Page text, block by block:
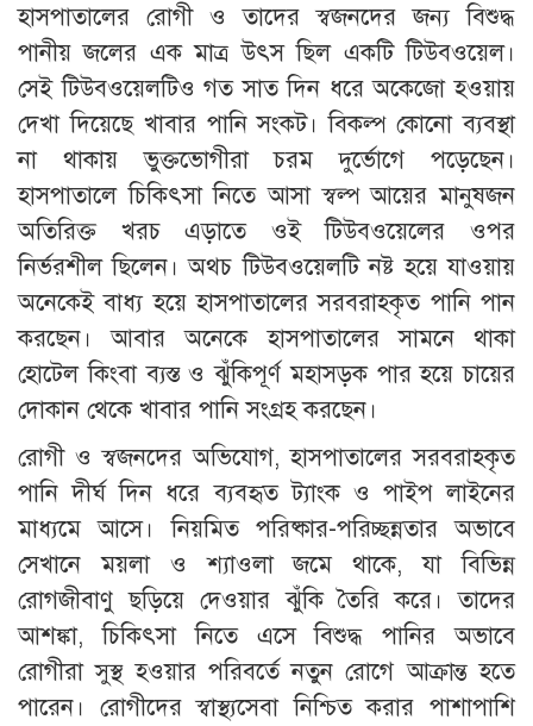
হাসপাতালের রোগী ও তাদের স্বজনদের জন্য বিশুদ্ধ
পানীয় জলের এক মাত্র উৎস ছিল একটি টিউবওয়েল।
সেই টিউবওয়েলটিও গত সাত দিন ধরে অকেজো হওয়ায়
দেখা দিয়েছে খাবার পানি সংকট। বিকল্প কোনো ব্যবস্থা
না থাকায় ভুক্তভোগীরা চরম দুর্ভোগে পড়েছেন।
হাসপাতালে চিকিৎসা নিতে আসা স্বল্প আয়ের মানুষজন
অতিরিক্ত খরচ এড়াতে ওই টিউবওয়েলের ওপর
নির্ভরশীল ছিলেন। অথচ টিউবওয়েলটি নষ্ট হয়ে যাওয়ায়
অনেকেই বাধ্য হয়ে হাসপাতালের সরবরাহকৃত পানি পান
করছেন। আবার অনেকে হাসপাতালের সামনে থাকা
হোটেল কিংবা ব্যস্ত ও ঝুঁকিপূর্ণ মহাসড়ক পার হয়ে চায়ের
দোকান থেকে খাবার পানি সংগ্রহ করছেন।
রোগী ও স্বজনদের অভিযোগ, হাসপাতালের সরবরাহকৃত
পানি দীর্ঘ দিন ধরে ব্যবহৃত ট্যাংক ও পাইপ লাইনের
মাধ্যমে আসে। নিয়মিত পরিষ্কার-পরিচ্ছন্নতার অভাবে
সেখানে ময়লা ও শ্যাওলা জমে থাকে, যা বিভিন্ন
রোগজীবাণু ছড়িয়ে দেওয়ার ঝুঁকি তৈরি করে। তাদের
আশঙ্কা, চিকিৎসা নিতে এসে বিশুদ্ধ পানির অভাবে
রোগীরা সুস্থ হওয়ার পরিবর্তে নতুন রোগে আক্রান্ত হতে
পারেন। রোগীদের স্বাস্থ্যসেবা নিশ্চিত করার পাশাপাশি